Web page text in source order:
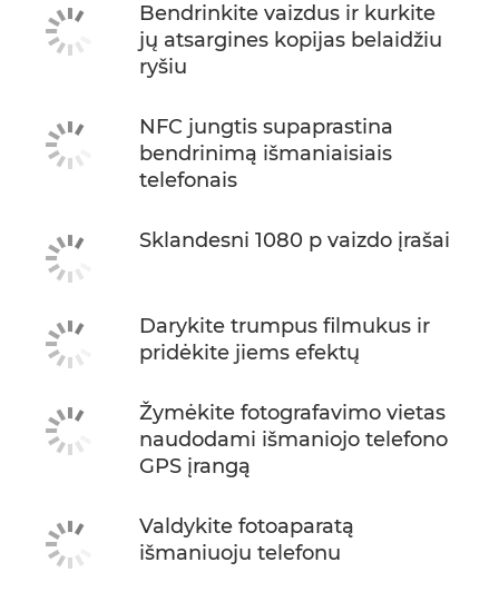
Bendrinkite vaizdus ir kurkite
jų atsargines kopijas belaidžiu
ryšiu
NFC jungtis supaprastina
bendrinimą išmaniaisiais
telefonais
Sklandesni 1080 p vaizdo įrašai
Darykite trumpus filmukus ir
pridėkite jiems efektų
Žymėkite fotografavimo vietas
naudodami išmaniojo telefono
GPS įrangą
Valdykite fotoaparatą
išmaniuoju telefonu